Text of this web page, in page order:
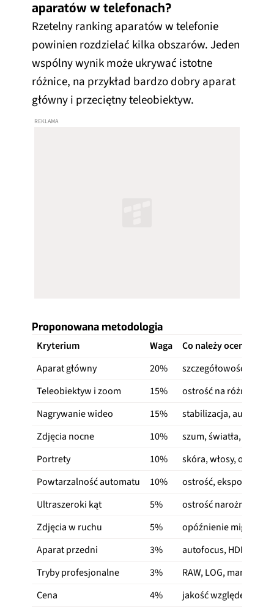
aparatów w telefonach?
Rzetelny ranking aparatów w telefonie
powinien rozdzielać kilka obszarów. Jeden
wspólny wynik może ukrywać istotne
różnice, na przykład bardzo dobry aparat
główny i przeciętny teleobiektyw.
Proponowana metodologia
Kryterium Waga
Co należy ocenić
Aparat główny
20%
szczegółowość,
Teleobiektyw i zoom
15%
ostrość na różnych
Nagrywanie wideo
15%
stabilizacja,
Zdjęcia nocne
10%
szum, światła, cienie
Portrety
10%
skóra, włosy, oczy,
Powtarzalność automatu
10%
ostrość, ekspozycja i
Ultraszeroki kąt
5%
ostrość narożników,
Zdjęcia w ruchu
5%
opóźnienie migawki,
Aparat przedni
3%
autofocus, HDR,
Tryby profesjonalne
3%
RAW, LOG, manual i
Cena
4%
jakość względem